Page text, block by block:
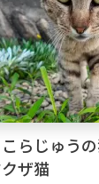
らじゅう
ザ猫